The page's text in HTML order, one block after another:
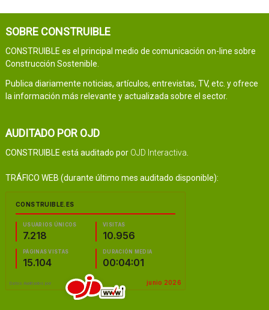
SOBRE CONSTRUIBLE
CONSTRUIBLE es el principal medio de comunicación on-line sobre
Construcción Sostenible.
Publica diariamente noticias, artículos, entrevistas, TV, etc. y ofrece
la información más relevante y actualizada sobre el sector.
AUDITADO POR OJD
CONSTRUIBLE está auditado por OJD Interactiva
TRÁFICO WEB (durante último mes auditado disponible):